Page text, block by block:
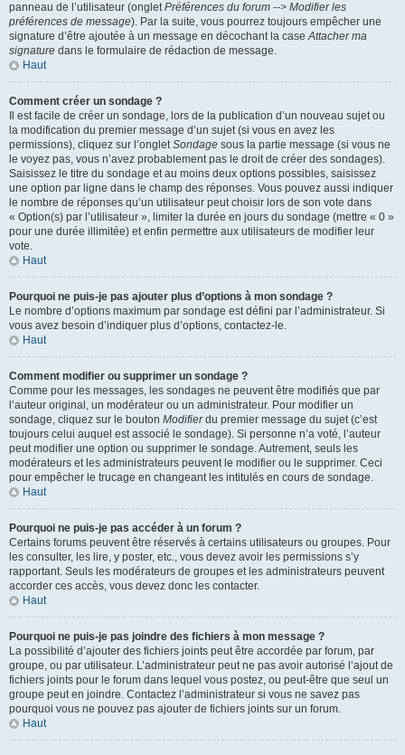
panneau de l’utilisateur (ongletPréférences du forum --> Modifier les
préférences de message). Par la suite, vous pourrez toujours empêcher une
signature d’être ajoutée à un message en décochant la caseAttacher ma
signature dans le formulaire de rédaction de message.
Haut
Comment créer un sondage ?
Il est facile de créer un sondage, lors de la publication d’un nouveau sujet ou
la modification du premier message d’un sujet (si vous en avez les
permissions), cliquez sur l’ongletSondage sous la partie message (si vous ne
le voyez pas, vous n’avez probablement pas le droit de créer des sondages).
Saisissez le titre du sondage et au moins deux options possibles, saisissez
une option par ligne dans le champ des réponses. Vous pouvez aussi indiquer
le nombre de réponses qu’un utilisateur peut choisir lors de son vote dans
« Option(s) par l’utilisateur », limiter la durée en jours du sondage (mettre « 0 »
pour une durée illimitée) et enfin permettre aux utilisateurs de modifier leur
vote.
Haut
Pourquoi ne puis-je pas ajouter plus d’options à mon sondage ?
Le nombre d’options maximum par sondage est défini par l’administrateur. Si
vous avez besoin d’indiquer plus d’options, contactez-le.
Haut
Comment modifier ou supprimer un sondage ?
Comme pour les messages, les sondages ne peuvent être modifiés que par
l’auteur original, un modérateur ou un administrateur. Pour modifier un
sondage, cliquez sur le bouton Modifierdu premier message du sujet (c’est
toujours celui auquel est associé le sondage). Si personne n’a voté, l’auteur
peut modifier une option ou supprimer le sondage. Autrement, seuls les
modérateurs et les administrateurs peuvent le modifier ou le supprimer. Ceci
pour empêcher le trucage en changeant les intitulés en cours de sondage.
Haut
Pourquoi ne puis-je pas accéder à un forum ?
Certains forums peuvent être réservés à certains utilisateurs ou groupes. Pour
les consulter, les lire, y poster, etc., vous devez avoir les permissions s’y
rapportant. Seuls les modérateurs de groupes et les administrateurs peuvent
accorder ces accès, vous devez donc les contacter.
Haut
Pourquoi ne puis-je pas joindre des fichiers à mon message ?
La possibilité d’ajouter des fichiers joints peut être accordée par forum, par
groupe, ou par utilisateur. L’administrateur peut ne pas avoir autorisé l’ajout de
fichiers joints pour le forum dans lequel vous postez, ou peut-être que seul un
groupe peut en joindre. Contactez l’administrateur si vous ne savez pas
pourquoi vous ne pouvez pas ajouter de fichiers joints sur un forum.
Haut